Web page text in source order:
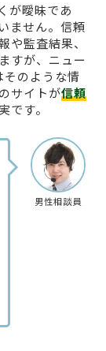
が曖昧であ
ません。信頼
や監査結果、
すが、ニュー
のような情
サイトが信頼
です。
男性相談員